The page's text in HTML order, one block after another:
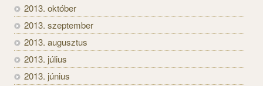
2013. október
2013. szeptember
2013. augusztus
2013. július
2013. június